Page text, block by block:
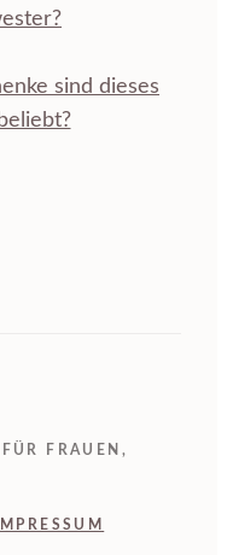
sind dieses
FRAUEN,
IMPRESSUM